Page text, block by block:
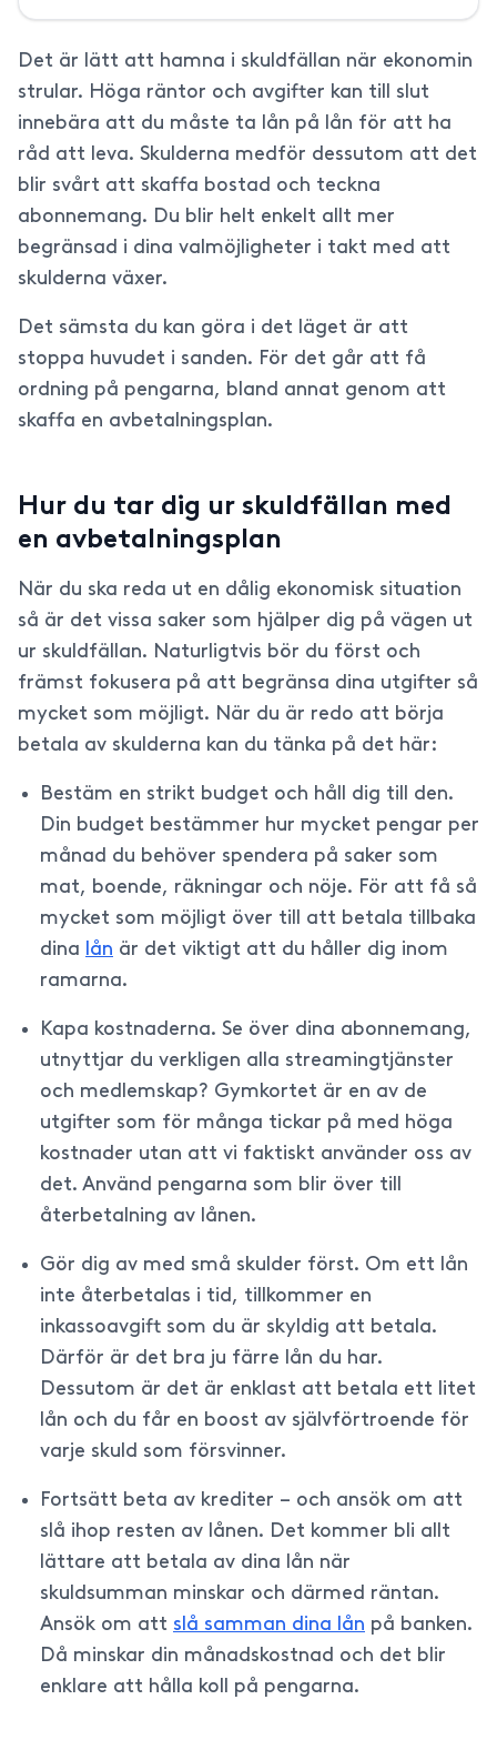
Det är lätt att hamna i skuldfällan när ekonomin
strular. Höga räntor och avgifter kan till slut
innebära att du måste ta lån på lån för att ha
råd att leva. Skulderna medför dessutom att det
blir svårt att skaffa bostad och teckna
abonnemang. Du blir helt enkelt allt mer
begränsad i dina valmöjligheter i takt med att
skulderna växer.
Det sämsta du kan göra i det läget är att
stoppa huvudet i sanden. För det går att få
ordning på pengarna, bland annat genom att
skaffa en avbetalningsplan.
Hur du tar dig ur skuldfällan med
en avbetalningsplan
När du ska reda ut en dålig ekonomisk situation
så är det vissa saker som hjälper dig på vägen ut
ur skuldfällan. Naturligtvis bör du först och
främst fokusera på att begränsa dina utgifter så
mycket som möjligt. När du är redo att börja
betala av skulderna kan du tänka på det här:
Bestäm en strikt budget och håll dig till den.
Din budget bestämmer hur mycket pengar per
månad du behöver spendera på saker som
mat, boende, räkningar och nöje. För att få så
mycket som möjligt över till att betala tillbaka
dina lån är det viktigt att du håller dig inom
ramarna.
Kapa kostnaderna. Se över dina abonnemang,
utnyttjar du verkligen alla streamingtjänster
och medlemskap? Gymkortet är en av de
utgifter som för många tickar på med höga
kostnader utan att vi faktiskt använder oss av
det. Använd pengarna som blir över till
återbetalning av lånen.
Gör dig av med små skulder först. Om ett lån
inte återbetalas i tid, tillkommer en
inkassoavgift som du är skyldig att betala.
Därför är det bra ju färre lån du har.
Dessutom är det är enklast att betala ett litet
lån och du får en boost av självförtroende för
varje skuld som försvinner.
Fortsätt beta av krediter – och ansök om att
slå ihop resten av lånen. Det kommer bli allt
lättare att betala av dina lån när
skuldsumman minskar och därmed räntan.
Ansök om att slå samman dina lån på banken.
Då minskar din månadskostnad och det blir
enklare att hålla koll på pengarna.